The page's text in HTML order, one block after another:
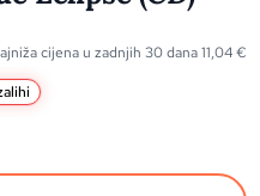
cijena u zadnjih 30 dana11,04€